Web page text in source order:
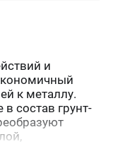
и
к металлу.
состав грунт-